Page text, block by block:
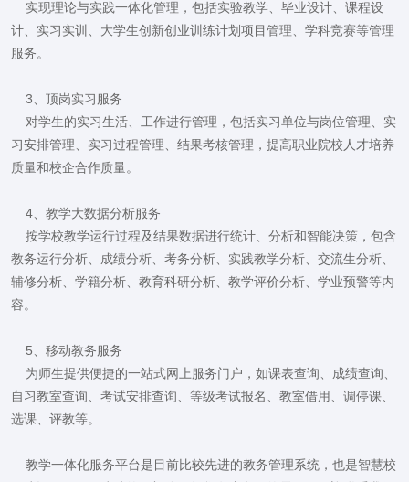
实现理论与实践一体化管理，包括实验教学、毕业设计、课程设
计、实习实训、大学生创新创业训练计划项目管理、学科竞赛等管理
服务。
3、顶岗实习服务
对学生的实习生活、工作进行管理，包括实习单位与岗位管理、实
习安排管理、实习过程管理、结果考核管理，提高职业院校人才培养
质量和校企合作质量。
4、教学大数据分析服务
按学校教学运行过程及结果数据进行统计、分析和智能决策，包含
教务运行分析、成绩分析、考务分析、实践教学分析、交流生分析、
辅修分析、学籍分析、教育科研分析、教学评价分析、学业预警等内
容。
5、移动教务服务
为师生提供便捷的一站式网上服务门户，如课表查询、成绩查询、
自习教室查询、考试安排查询、等级考试报名、教室借用、调停课、
选课、评教等。
教学一体化服务平台是目前比较先进的教务管理系统，也是智慧校